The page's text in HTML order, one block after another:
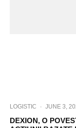
LOGISTIC · JUNE 3,
DEXION, O